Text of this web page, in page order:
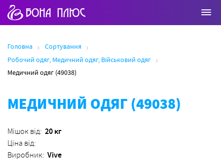
Головна
Сортування
Робочий одяг, Медичний одяг, Військовий одяг
Медичний одяг (49038)
МЕДИЧНИЙ ОДЯГ (49038)
Мішок від: 20 кг
Ціна від:
Виробник: Vive